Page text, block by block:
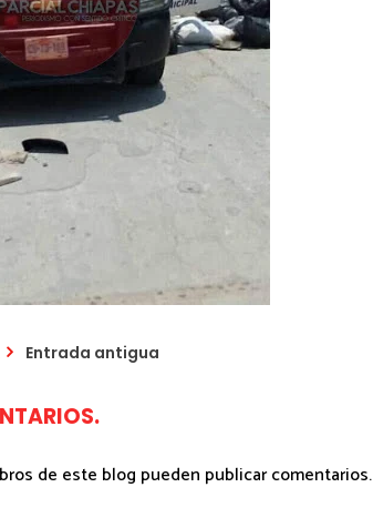
Entrada antigua
de este blog pueden publicar comentarios.